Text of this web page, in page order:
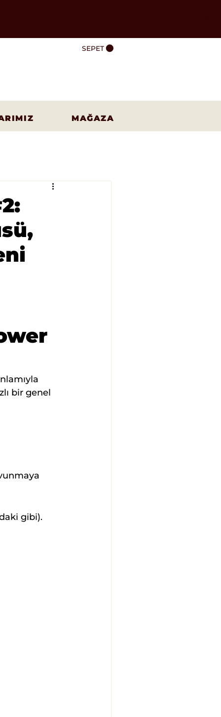
SEPET
MAĞAZA
bir genel
gibi).